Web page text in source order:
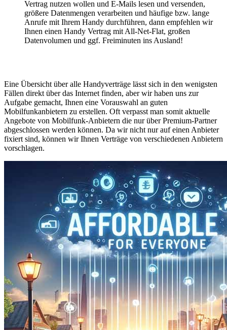
Vertrag nutzen wollen und E-Mails lesen und versenden,
größere Datenmengen verarbeiten und häufige bzw. lange
Anrufe mit Ihrem Handy durchführen, dann empfehlen wir
Ihnen einen Handy Vertrag mit All-Net-Flat, großen
Datenvolumen und ggf. Freiminuten ins Ausland!
Eine Übersicht über alle Handyverträge lässt sich in den wenigsten
Fällen direkt über das Internet finden, aber wir haben uns zur
Aufgabe gemacht, Ihnen eine Vorauswahl an guten
Mobilfunkanbietern zu erstellen. Oft verpasst man somit aktuelle
Angebote von Mobilfunk-Anbietern die nur über Premium-Partner
abgeschlossen werden können. Da wir nicht nur auf einen Anbieter
fixiert sind, können wir Ihnen Verträge von verschiedenen Anbietern
vorschlagen.